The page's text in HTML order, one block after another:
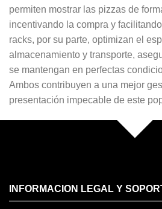
permiten mostrar las pizzas de
incentivando la compra y
racks, por su parte, optimizan el
almacenamiento y transporte,
se mantengan en perfectas
Ambos contribuyen a una mejor
presentación impecable de este
INFORMACION LEGAL Y